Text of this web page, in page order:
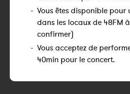
- Vous êtes disponible pour
dans les locaux de 48FM
confirmer)
- Vous acceptez de
40min pour le concert.